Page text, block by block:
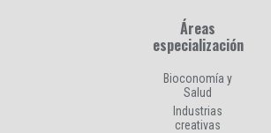
Áreas
especialización
Bioconomía y
Salud
Industrias
creativas